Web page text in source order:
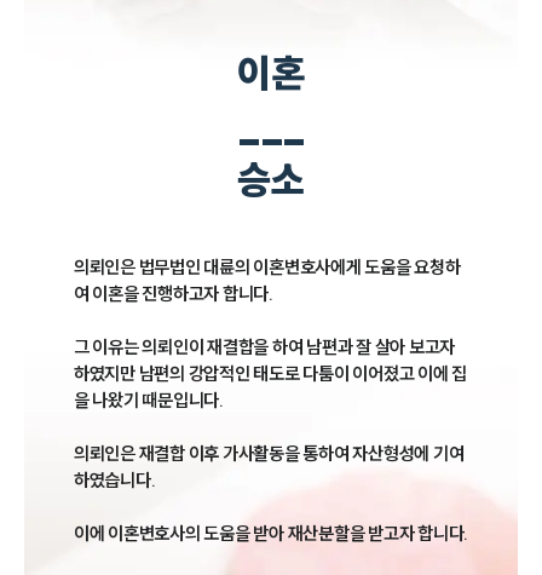
이혼
___
승소
의뢰인은 법무법인 대륜의 이혼변호사에게 도움을 요청하
여 이혼을 진행하고자 합니다.
그 이유는 의뢰인이 재결합을 하여 남편과 잘 살아 보고자
하였지만 남편의 강압적인 태도로 다툼이 이어졌고 이에 집
을 나왔기 때문입니다.
의뢰인은 재결합 이후 가사활동을 통하여 자산형성에 기여
하였습니다.
이에 이혼변호사의 도움을 받아 재산분할을 받고자 합니다.